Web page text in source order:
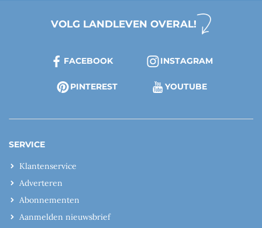
VOLG LANDLEVEN OVERAL!
FACEBOOK INSTAGRAM
PINTEREST YOUTUBE
SERVICE
Klantenservice
Adverteren
Abonnementen
Aanmelden nieuwsbrief